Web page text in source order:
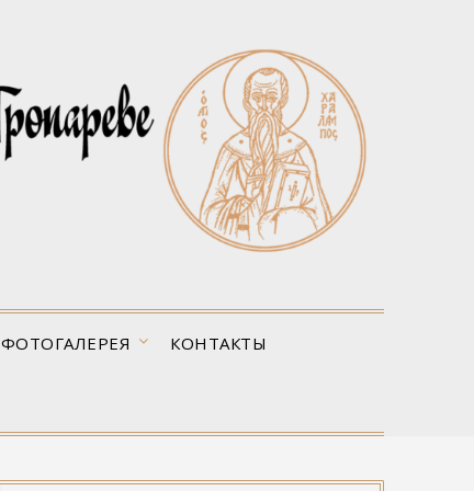
ФОТОГАЛЕРЕЯ КОНТАКТЫ